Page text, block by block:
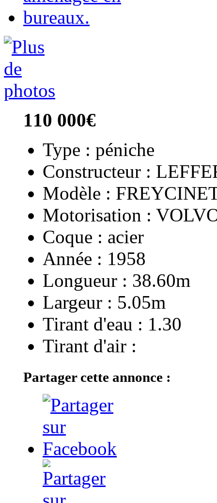
110 000€
Type : péniche
Constructeur :
Modèle :
Motorisation :
Coque : acier
Année : 1958
Longueur : 38.60m
Largeur : 5.05m
Tirant d'eau : 1.30
Tirant d'air :
Partager cette annonce :